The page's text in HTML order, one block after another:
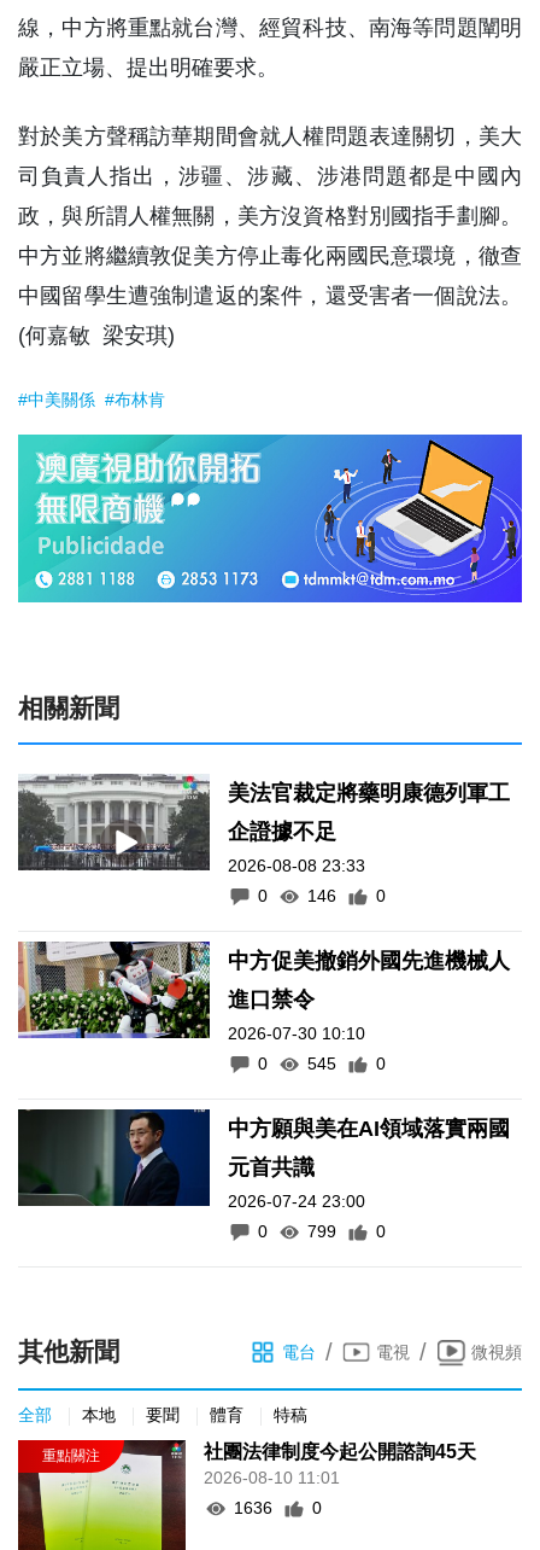
線，中方將重點就台灣、經貿科技、南海等問題闡明
嚴正立場、提出明確要求。
對於美方聲稱訪華期間會就人權問題表達關切，美大
司負責人指出，涉疆、涉藏、涉港問題都是中國內
政，與所謂人權無關，美方沒資格對別國指手劃腳。
中方並將繼續敦促美方停止毒化兩國民意環境，徹查
中國留學生遭強制遣返的案件，還受害者一個說法。
(何嘉敏 梁安琪)
#中美關係 #布林肯
相關新聞
美法官裁定將藥明康德列軍工
企證據不足
2026-08-08 23:33
0
146 0
中方促美撤銷外國先進機械人
進口禁令
2026-07-30 10:10
0
545 0
中方願與美在AI領域落實兩國
元首共識
2026-07-24 23:00
0
799 0
其他新聞 電台 / 電視 / 微視頻
全部 本地 要聞 體育 特稿
社團法律制度今起公開諮詢45天
2026-08-10 11:01
1636
0